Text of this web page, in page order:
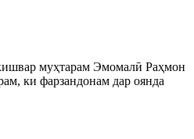
муҳтарам Эмомалӣ Раҳмон
ки фарзандонам дар оянда